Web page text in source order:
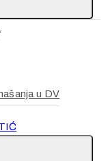
u DV